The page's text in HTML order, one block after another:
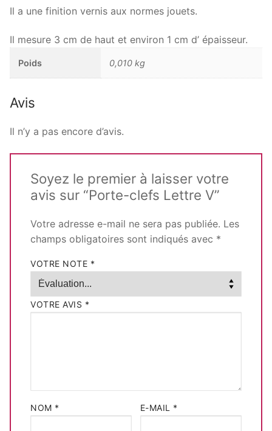
Il a une finition vernis aux normes jouets.
Il mesure 3 cm de haut et environ 1 cm d’ épaisseur.
Poids 0,010 kg
Avis
Il n’y a pas encore d’avis.
Soyez le premier à laisser votre
avis sur “Porte-clefs Lettre V”
Votre adresse e-mail ne sera pas publiée. Les
champs obligatoires sont indiqués avec *
VOTRE NOTE *
VOTRE AVIS *
NOM * E-MAIL *